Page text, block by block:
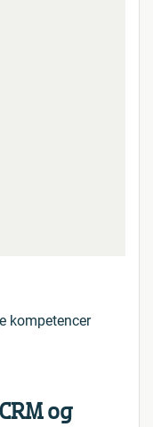
kompetencer
og